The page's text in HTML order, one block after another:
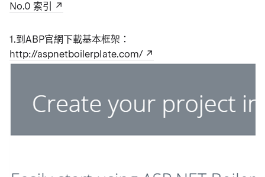
No.0 索引
1.到ABP官網下載基本框架：
http://aspnetboilerplate.com/​